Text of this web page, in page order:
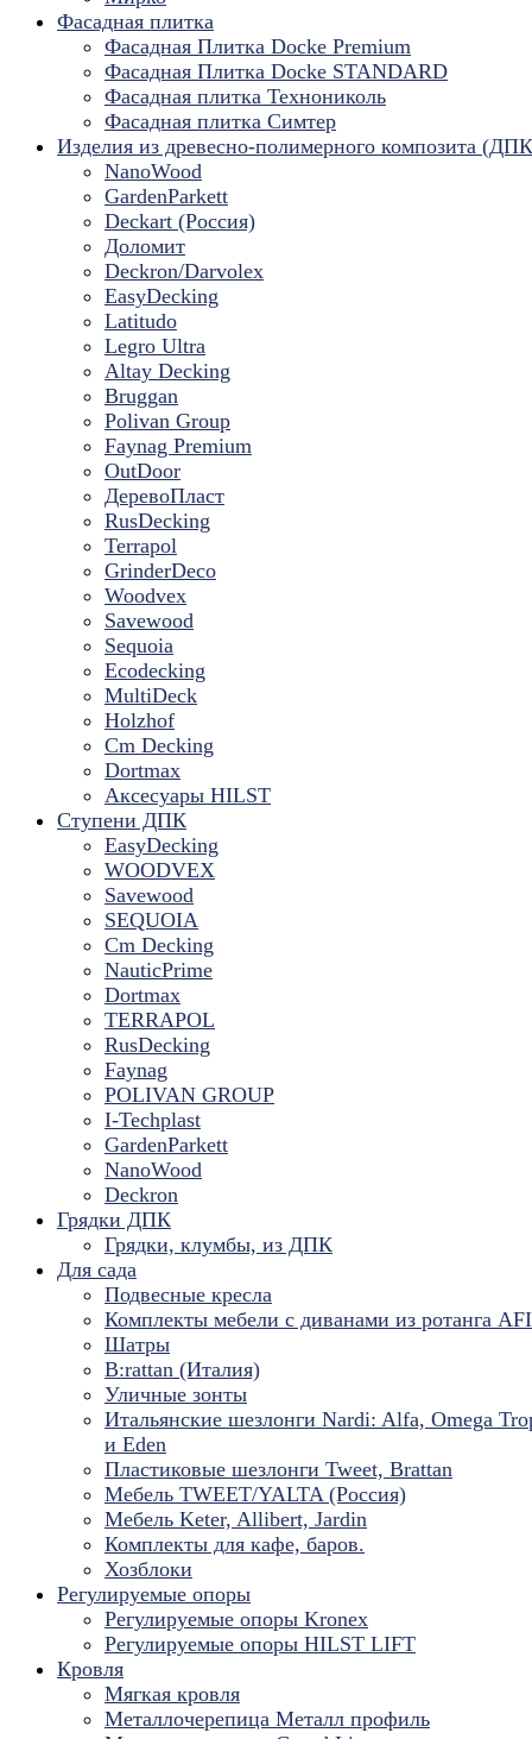
Фасадная плитка
Фасадная Плитка Docke Premium
Фасадная Плитка Docke STANDARD
Фасадная плитка Технониколь
Фасадная плитка Симтер
Изделия из древесно-полимерного композита
NanoWood
GardenParkett
Deckart (Россия)
Доломит
Deckron/Darvolex
EasyDecking
Latitudo
Legro Ultra
Altay Decking
Bruggan
Polivan Group
Faynag Premium
OutDoor
ДеревоПласт
RusDecking
Terrapol
GrinderDeco
Woodvex
Savewood
Sequoia
Ecodecking
MultiDeck
Holzhof
Cm Decking
Dortmax
Аксесуары HILST
Ступени ДПК
EasyDecking
WOODVEX
Savewood
SEQUOIA
Cm Decking
NauticPrime
Dortmax
TERRAPOL
RusDecking
Faynag
POLIVAN GROUP
I-Techplast
GardenParkett
NanoWood
Deckron
Грядки ДПК
Грядки, клумбы, из ДПК
Для сада
Подвесные кресла
Комплекты мебели с диванами из ротанга
Шатры
B:rattan (Италия)
Уличные зонты
Итальянские шезлонги Nardi: Alfa, Omega
и Eden
Пластиковые шезлонги Tweet, Brattan
Мебель TWEET/YALTA (Россия)
Мебель Keter, Allibert, Jardin
Комплекты для кафе, баров.
Хозблоки
Регулируемые опоры
Регулируемые опоры Kronex
Регулируемые опоры HILST LIFT
Кровля
Мягкая кровля
Металлочерепица Металл профиль